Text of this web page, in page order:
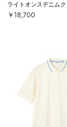
￥18,700